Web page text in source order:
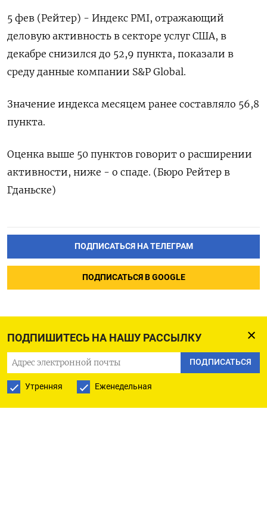
ПОДПИШИТЕСЬ НА НАШУ РАССЫЛКУ
ПОДПИСАТЬСЯ
Утренняя Еженедельная
5 фев (Рейтер) - Индекс PMI, отражающий
деловую активность в секторе услуг США, в
декабре снизился до 52,9 пункта, показали в
среду данные компании S&P Global.
Значение индекса месяцем ранее составляло 56,8
пункта.
Оценка выше 50 пунктов говорит о расширении
активности, ниже - о спаде. (Бюро Рейтер в
Гданьске)
ПОДПИСАТЬСЯ НА ТЕЛЕГРАМ
ПОДПИСАТЬСЯ В GOOGLE